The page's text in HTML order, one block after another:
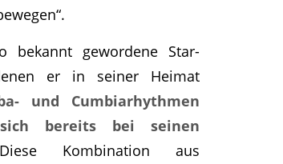
gewordene Star-
er in seiner Heimat
und Cumbiarhythmen
bereits bei seinen
Diese Kombination aus